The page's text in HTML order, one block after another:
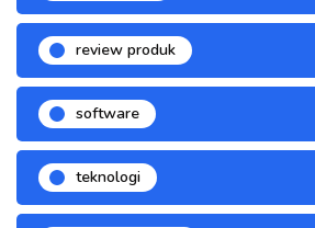
review produk
software
teknologi